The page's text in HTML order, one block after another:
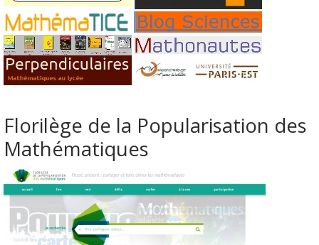
Florilège de la Popularisation des
Mathématiques